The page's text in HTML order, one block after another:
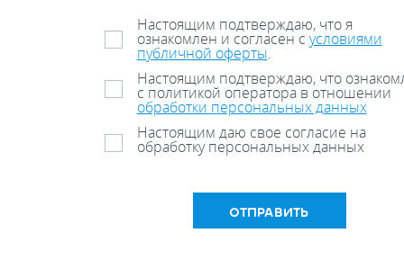
Настоящим подтверждаю, что я
ознакомлен и согласен с условиями
публичной оферты.
Настоящим подтверждаю, что
с политикой оператора в отношении
обработки персональных данных
Настоящим даю свое согласие на
обработку персональных данных
ОТПРАВИТЬ